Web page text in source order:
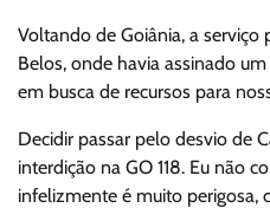
Voltando de Goiânia, a serviço
Belos, onde havia assinado
em busca de recursos para
Decidir passar pelo desvio de
interdição na GO 118. Eu não
infelizmente é muito perigosa,